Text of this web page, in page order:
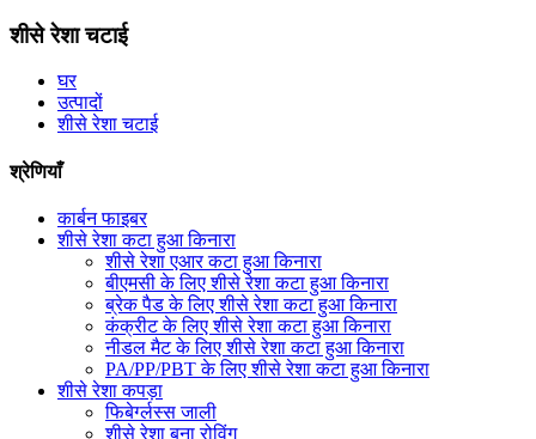
शीसे रेशा चटाई
घर
उत्पादों
शीसे रेशा चटाई
श्रेणियाँ
कार्बन फाइबर
शीसे रेशा कटा हुआ किनारा
शीसे रेशा एआर कटा हुआ किनारा
बीएमसी के लिए शीसे रेशा कटा हुआ किनारा
ब्रेक पैड के लिए शीसे रेशा कटा हुआ किनारा
कंक्रीट के लिए शीसे रेशा कटा हुआ किनारा
नीडल मैट के लिए शीसे रेशा कटा हुआ किनारा
PA/PP/PBT के लिए शीसे रेशा कटा हुआ किनारा
शीसे रेशा कपड़ा
फिबेर्ग्लस्स जाली
शीसे रेशा बुना रोविंग